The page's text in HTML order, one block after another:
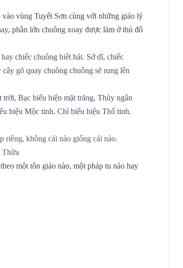
vùng Tuyết Sơn cùng với những giáo lý
phần lớn chuông xoay được làm ở thủ đô
chiếc chuông biết hát. Sở dĩ, chiếc
gõ quay chuông chuông sẽ rung lên
Bạc biểu hiện mặt trăng, Thủy ngân
hiệu Mộc tinh, Chì biểu hiệu Thổ tinh.
riêng, không cái nào giống cái nào.
Thừa
một tôn giáo nào, một pháp tu nào hay